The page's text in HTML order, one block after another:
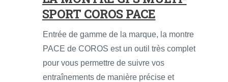
SPORT COROS PACE
Entrée de gamme de la marque, la montre
PACE de COROS est un outil très complet
pour vous permettre de suivre vos
entraînements de manière précise et